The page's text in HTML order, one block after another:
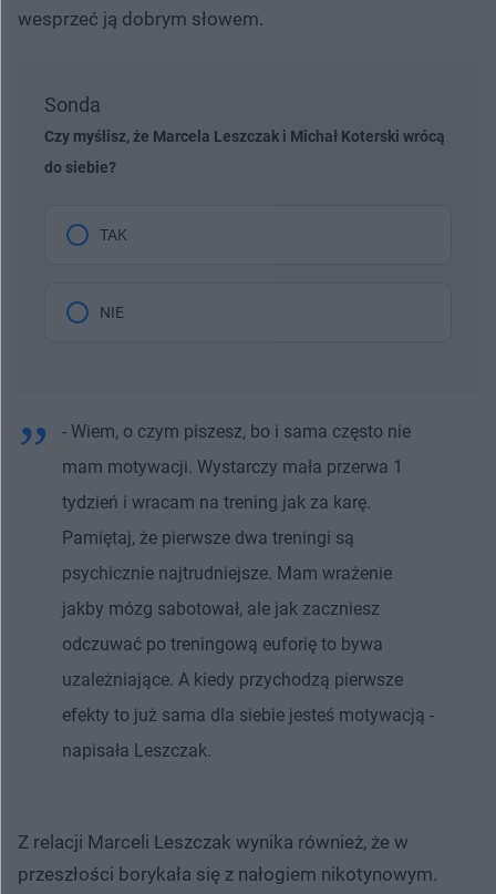
wesprzeć ją dobrym słowem.
Sonda
Czy myślisz, że Marcela Leszczak i Michał Koterski wrócą
do siebie?
TAK
NIE
- Wiem, o czym piszesz, bo i sama często nie
mam motywacji. Wystarczy mała przerwa 1
tydzień i wracam na trening jak za karę.
Pamiętaj, że pierwsze dwa treningi są
psychicznie najtrudniejsze. Mam wrażenie
jakby mózg sabotował, ale jak zaczniesz
odczuwać po treningową euforię to bywa
uzależniające. A kiedy przychodzą pierwsze
efekty to już sama dla siebie jesteś motywacją -
napisała Leszczak.
Z relacji Marceli Leszczak wynika również, że w
przeszłości borykała się z nałogiem nikotynowym.